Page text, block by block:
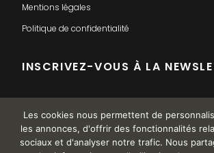
Mentions légales
Politique de confidentialité
INSCRIVEZ-VOUS À LA
Les cookies nous permettent de
les annonces, d'offrir des fonctionnalités
sociaux et d'analyser notre trafic. Nous